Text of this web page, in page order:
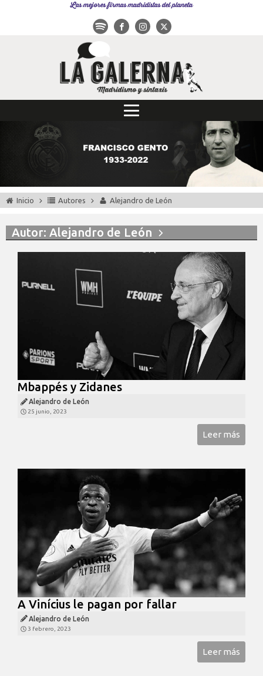
Las mejores firmas madridistas del planeta
Inicio Autores Alejandro de León
Autor: Alejandro de León
Mbappés y Zidanes
Alejandro de León
25 junio, 2023
Leer más
A Vinícius le pagan por fallar
Alejandro de León
3 febrero, 2023
Leer más